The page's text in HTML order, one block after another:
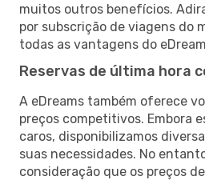
muitos outros benefícios.
por subscrição de viagens do
todas as vantagens do
Reservas de última hora
A eDreams também oferece
preços competitivos. Embora
caros, disponibilizamos
suas necessidades. No
consideração que os preços